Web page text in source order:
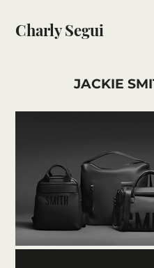
Charly Segui
JACKIE